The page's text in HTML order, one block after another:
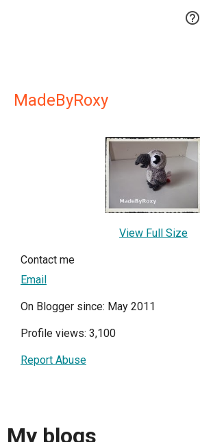

MadeByRoxy
View Full Size
Contact me
Email
On Blogger since: May 2011
Profile views: 3,100
Report Abuse
My blogs